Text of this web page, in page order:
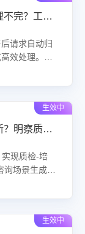
抖音运动健身售后单太多处理不完？工单批量整合一键搞定！
请求自动归
效处理。结
生效中
唯品会鲜花园艺售后差评不断？明察质检智能体跨系统联动，自动抓取咨询生成训练剧本！
现质检-培
场景生成实
生效中